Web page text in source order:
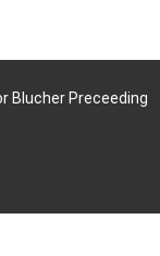
Blucher Preceeding